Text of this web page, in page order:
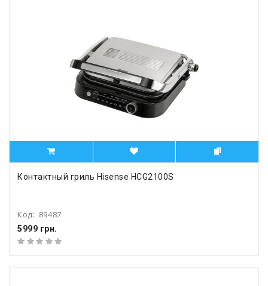
Контактный гриль Hisense HCG2100S
Код: 89487
5999 грн.